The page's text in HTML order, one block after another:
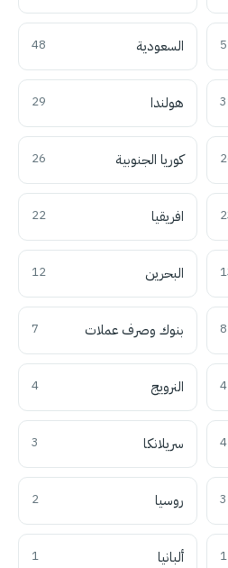
السعودية 48
هولندا 29
كوريا الجنوبية 26
افريقيا 22
البحرين 12
8 بنوك وصرف عملات 7
4 النرويج 4
4 سريلانكا 3
3 روسيا 2
1 ألبانيا 1